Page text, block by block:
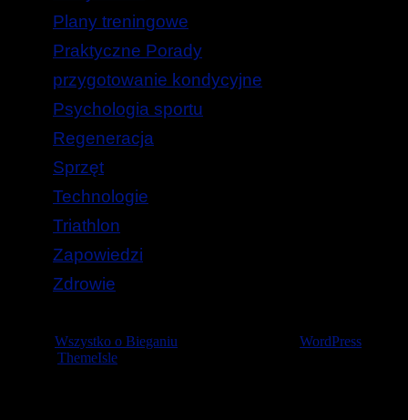
Plany treningowe
Praktyczne Porady
przygotowanie kondycyjne
Psychologia sportu
Regeneracja
Sprzęt
Technologie
Triathlon
Zapowiedzi
Zdrowie
Wszystko o Bieganiu
WordPress
ThemeIsle